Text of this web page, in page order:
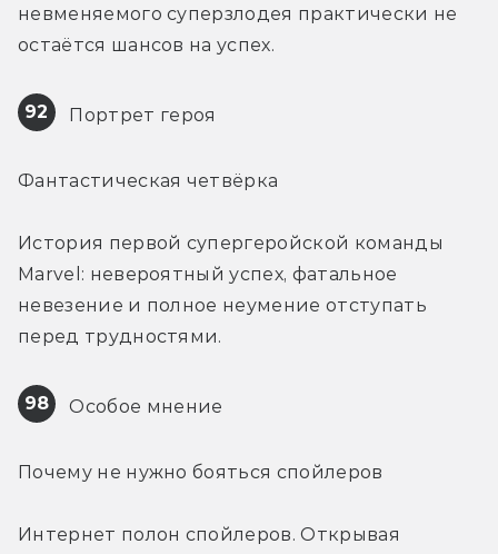
невменяемого суперзлодея практически не
остаётся шансов на успех.
92 Портрет героя
Фантастическая четвёрка
История первой супергеройской команды
Marvel: невероятный успех, фатальное
невезение и полное неумение отступать
перед трудностями.
98 Особое мнение
Почему не нужно бояться спойлеров
Интернет полон спойлеров. Открывая